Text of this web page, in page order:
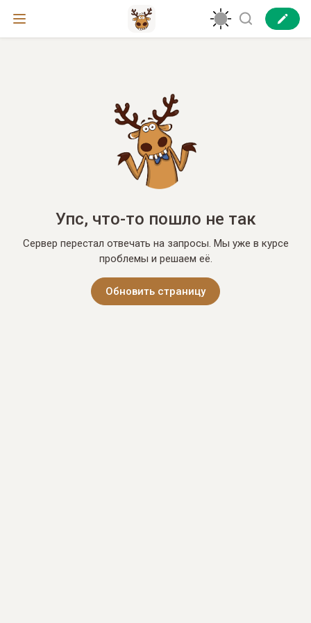
Упс, что-то пошло не так
Сервер перестал отвечать на запросы. Мы уже в курсе
проблемы и решаем её.
Обновить страницу